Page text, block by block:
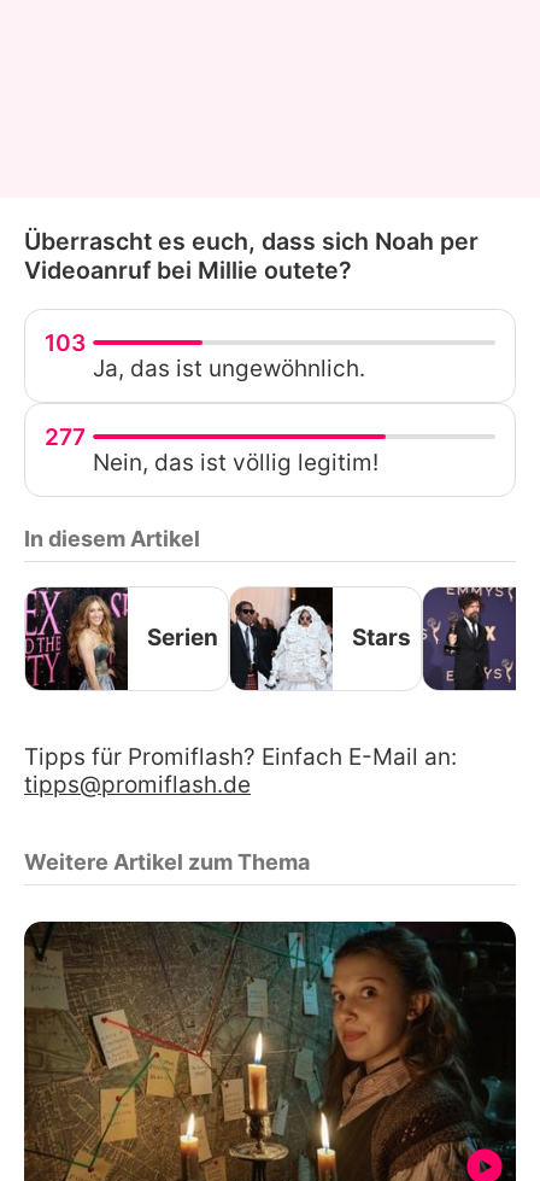
Überrascht es euch, dass sich Noah per
Videoanruf bei Millie outete?
103
Ja, das ist ungewöhnlich.
277
Nein, das ist völlig legitim!
In diesem Artikel
Serien Stars
Tipps für Promiflash? Einfach E-Mail an:
tipps@promiflash.de
Weitere Artikel zum Thema